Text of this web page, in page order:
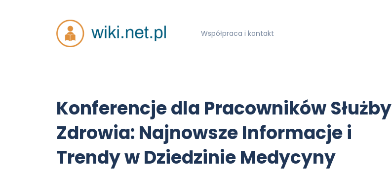
Współpraca i kontakt
Konferencje dla Pracowników Służby
Zdrowia: Najnowsze Informacje i
Trendy w Dziedzinie Medycyny